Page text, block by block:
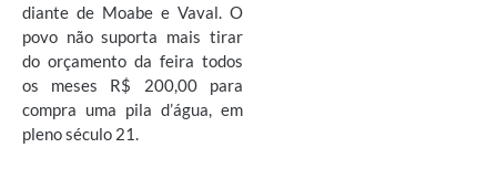
diante de Moabe e Vaval. O
povo não suporta mais tirar
do orçamento da feira todos
os meses R$ 200,00 para
compra uma pila d’água, em
pleno século 21.